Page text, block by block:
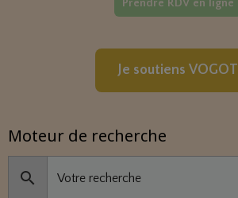
Prendre RDV en ligne
Je soutiens VOGOT
Moteur de recherche